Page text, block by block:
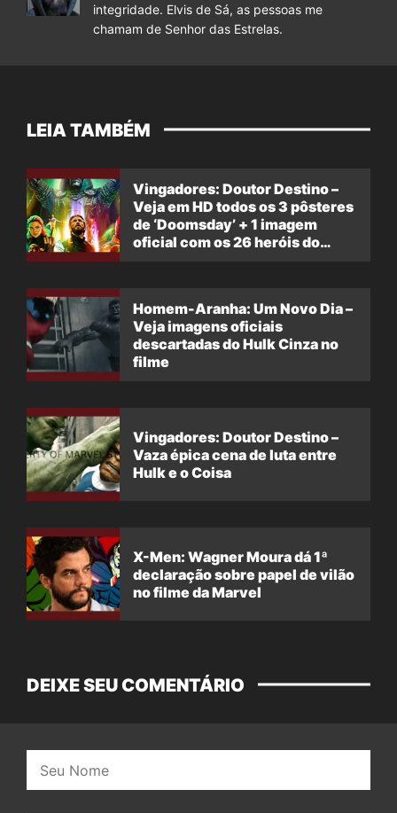
integridade. Elvis de Sá, as pessoas me
chamam de Senhor das Estrelas.
LEIA TAMBÉM
Vingadores: Doutor Destino –
Veja em HD todos os 3 pôsteres
de ‘Doomsday’ + 1 imagem
oficial com os 26 heróis do
Homem-Aranha: Um Novo Dia –
Veja imagens oficiais
descartadas do Hulk Cinza no
filme
Vingadores: Doutor Destino –
Vaza épica cena de luta entre
Hulk e o Coisa
X-Men: Wagner Moura dá 1ª
declaração sobre papel de vilão
no filme da Marvel
DEIXE SEU COMENTÁRIO